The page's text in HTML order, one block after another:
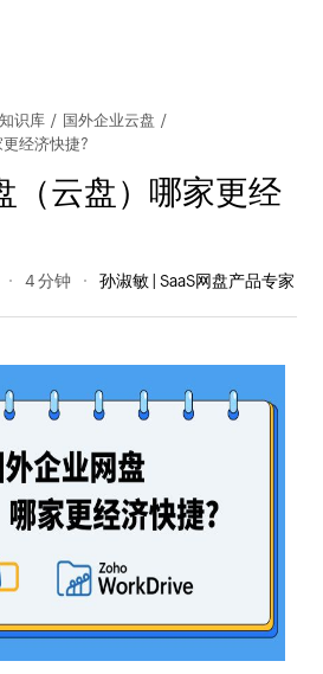
识库 / 国外企业云盘 /
经济快捷?
（云盘）哪家更经
4 分钟 孙淑敏 | SaaS网盘产品专家